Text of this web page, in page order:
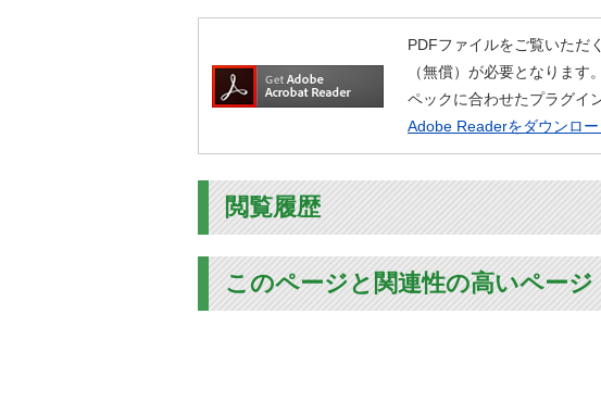
PDFファイルをご覧いただ
（無償）が必要となりま
ペックに合わせたプラグイ
Adobe Readerをダウンロ
閲覧履歴
このページと関連性の高いページ